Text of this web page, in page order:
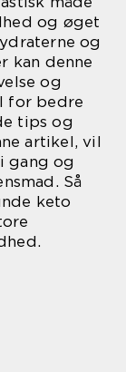
og øget
og
kan denne
og
for bedre
tips og
artikel, vil
gang og
Så
keto